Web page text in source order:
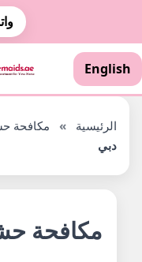
English
الرئيسية » مكافحة
دبي
مكافحة